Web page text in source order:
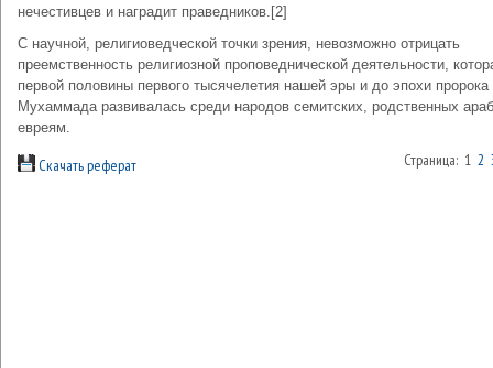
нечестивцев и наградит праведников.[2]
С научной, религиоведческой точки зрения, невозможно отрицать
преемственность религиозной проповеднической деятельности,
первой половины первого тысячелетия нашей эры и до эпохи пророка
Мухаммада развивалась среди народов семитских, родственных
евреям.
Скачать реферат Страница: 1 2